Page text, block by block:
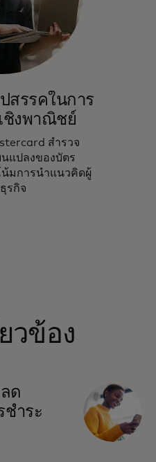
สรรคในการ
ชิงพาณิชย์
สำรวจ
แปลงของบัตร
น้มการนำแนวคิดผู้
รกิจ
วข้อง
ด
ำระ